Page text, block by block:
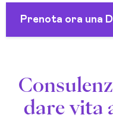
Prenota ora una
dare vita